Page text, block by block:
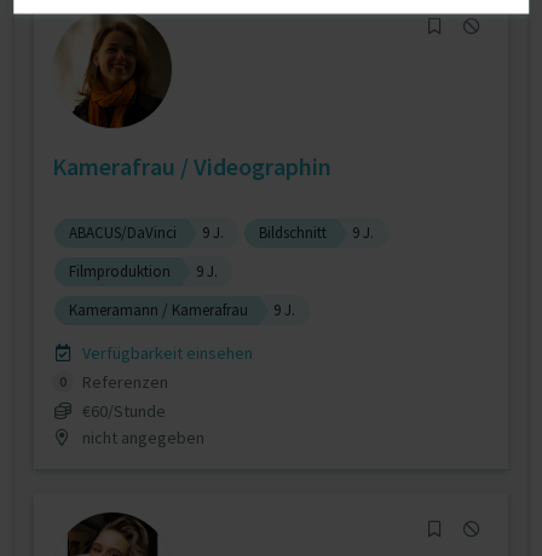
Kamerafrau / Videographin
ABACUS/DaVinci 9 J. Bildschnitt
9 J.
Filmproduktion
9 J.
Kameramann / Kamerafrau
9 J.
Verfügbarkeit einsehen
0
Referenzen
€60/Stunde
nicht angegeben